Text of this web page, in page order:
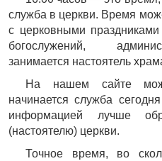
служба в церкви. Время
с церковными
богослужений,
занимается настоятель
На нашем сайте
начинается служба
информацией лучше
(настоятелю) церкви.
Точное время, во